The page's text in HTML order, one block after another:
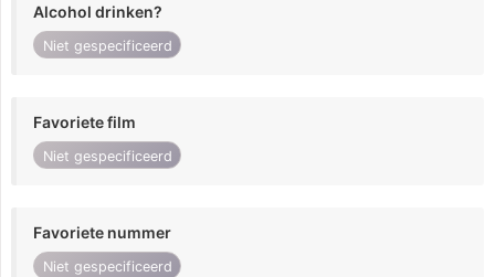
Alcohol drinken?
Niet gespecificeerd
Favoriete film
Niet gespecificeerd
Favoriete nummer
Niet gespecificeerd